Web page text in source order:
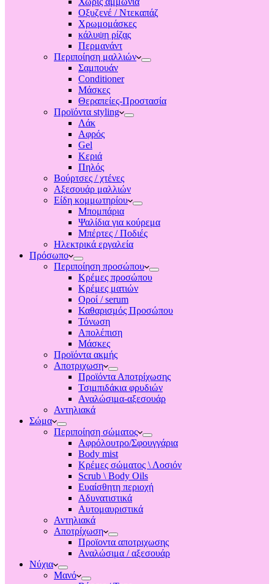
Οξυζενέ / Ντεκαπάζ
Χρωμομάσκες
κάλυψη ρίζας
Περμανάντ
Περιποίηση μαλλιών
Σαμπουάν
Conditioner
Μάσκες
Θεραπείες-Προστασία
Προϊόντα styling
Λάκ
Αφρός
Gel
Κεριά
Πηλός
Βούρτσες / χτένες
Αξεσουάρ μαλλιών
Είδη κομμωτηρίου
Μπομπάρια
Ψαλίδια για κούρεμα
Μπέρτες / Ποδιές
Ηλεκτρικά εργαλεία
Πρόσωπο
Περιποίηση προσώπου
Κρέμες προσώπου
Κρέμες ματιών
Οροί / serum
Καθαρισμός Προσώπου
Τόνωση
Απολέπιση
Μάσκες
Προϊόντα ακμής
Αποτριχωση
Προϊόντα Αποτρίχωσης
Τσιμπιδάκια φρυδιών
Αναλώσιμα-αξεσουάρ
Αντηλιακά
Σώμα
Περιποίηση σώματος
Αφρόλουτρο/Σφουγγάρια
Body mist
Κρέμες σώματος \ Λοσιόν
Scrub \ Body Oils
Ευαίσθητη περιοχή
Αδυνατιστικά
Αυτομαυριστικά
Αντηλιακά
Αποτρίχωση
Προϊοντα αποτριχωσης
Αναλώσιμα / αξεσουάρ
Νύχια
Μανό